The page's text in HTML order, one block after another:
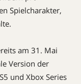
Spielcharakter,
am 31. Mai
Version der
und Xbox Series